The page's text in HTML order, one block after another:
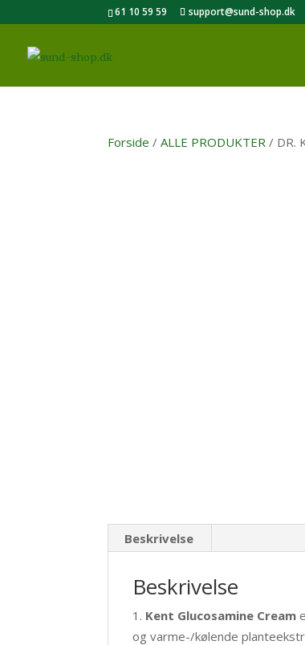
61 10 59 59 support@sund-shop.dk
Forside /ALLE PRODUKTER / DR.
Beskrivelse
Beskrivelse
Kent Glucosamine Cream
og varme-/kølende